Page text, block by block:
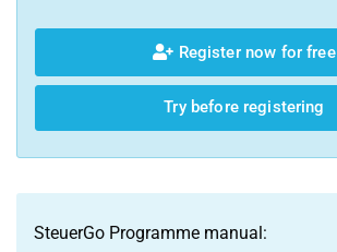
Register now for free
Try before registering
SteuerGo Programme manual: